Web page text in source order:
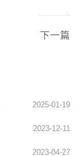
下一篇
2025-01-19
2023-12-11
2023-04-27